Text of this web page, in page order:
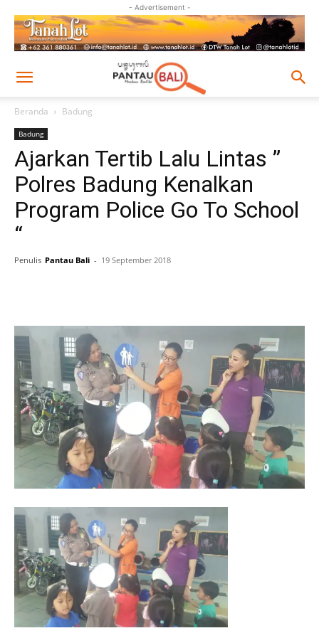
- Advertisement -
Beranda Badung
Badung
Ajarkan Tertib Lalu Lintas ”
Polres Badung Kenalkan
Program Police Go To School
“
Penulis Pantau Bali - 19 September 2018